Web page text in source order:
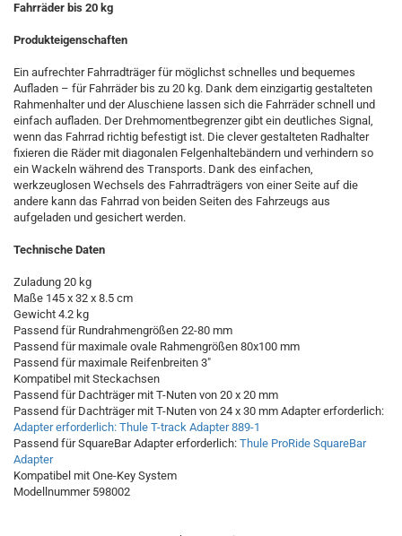
Fahrräder bis 20 kg
Produkteigenschaften
Ein aufrechter Fahrradträger für möglichst schnelles und bequemes
Aufladen – für Fahrräder bis zu 20 kg. Dank dem einzigartig gestalteten
Rahmenhalter und der Aluschiene lassen sich die Fahrräder schnell und
einfach aufladen. Der Drehmomentbegrenzer gibt ein deutliches Signal,
wenn das Fahrrad richtig befestigt ist. Die clever gestalteten Radhalter
fixieren die Räder mit diagonalen Felgenhaltebändern und verhindern so
ein Wackeln während des Transports. Dank des einfachen,
werkzeuglosen Wechsels des Fahrradträgers von einer Seite auf die
andere kann das Fahrrad von beiden Seiten des Fahrzeugs aus
aufgeladen und gesichert werden.
Technische Daten
Zuladung 20 kg
Maße 145 x 32 x 8.5 cm
Gewicht 4.2 kg
Passend für Rundrahmengrößen 22-80 mm
Passend für maximale ovale Rahmengrößen 80x100 mm
Passend für maximale Reifenbreiten 3"
Kompatibel mit Steckachsen
Passend für Dachträger mit T-Nuten von 20 x 20 mm
Passend für Dachträger mit T-Nuten von 24 x 30 mm Adapter erforderlich:
Adapter erforderlich: Thule T-track Adapter 889-1
Passend für SquareBar Adapter erforderlich: Thule ProRide SquareBar
Adapter
Kompatibel mit One-Key System
Modellnummer 598002